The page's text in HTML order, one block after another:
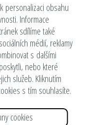
personalizaci obsahu
Informace
sdílíme také
médií, reklamy
s dalšími
nebo které
služeb. Kliknutím
s tím souhlasíte.
cookies